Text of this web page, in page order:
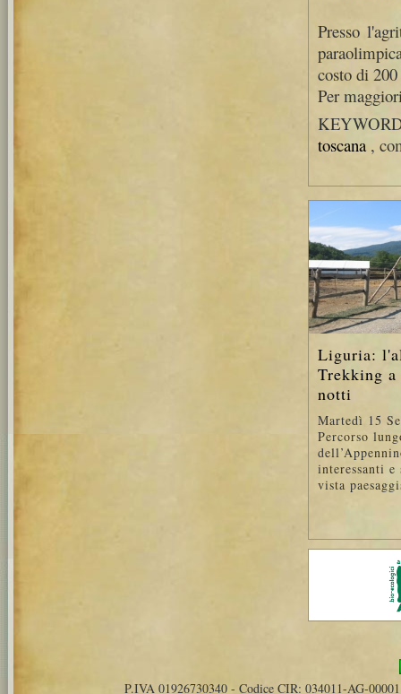
Presso
costo di
Per
toscana,
Liguria:
Trekking
notti
Martedì 15
Percorso
interessanti
vista
P.IVA 01926730340 - Codice CIR: 034011-AG-